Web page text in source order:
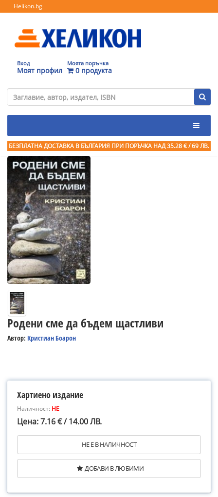
Helikon.bg
Вход
Моят профил
Моята поръчка
0 продукта
БЕЗПЛАТНА ДОСТАВКА В БЪЛГАРИЯ ПРИ ПОРЪЧКА НАД 35.28 € / 69 ЛВ.
Родени сме да бъдем щастливи
Автор: Кристиан Боарон
Хартиено издание
Наличност: НЕ
Цена: 7.16 € / 14.00 ЛВ.
НЕ Е В НАЛИЧНОСТ
ДОБАВИ В ЛЮБИМИ